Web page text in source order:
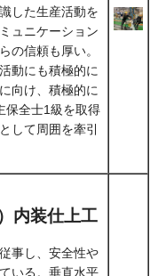
した生産活動を
ュニケーション
の信頼も厚い。
動にも積極的に
向け、積極的に
保全士1級を取得
して周囲を牽引
内装仕上工
事し、安全性や
いる。垂直水平